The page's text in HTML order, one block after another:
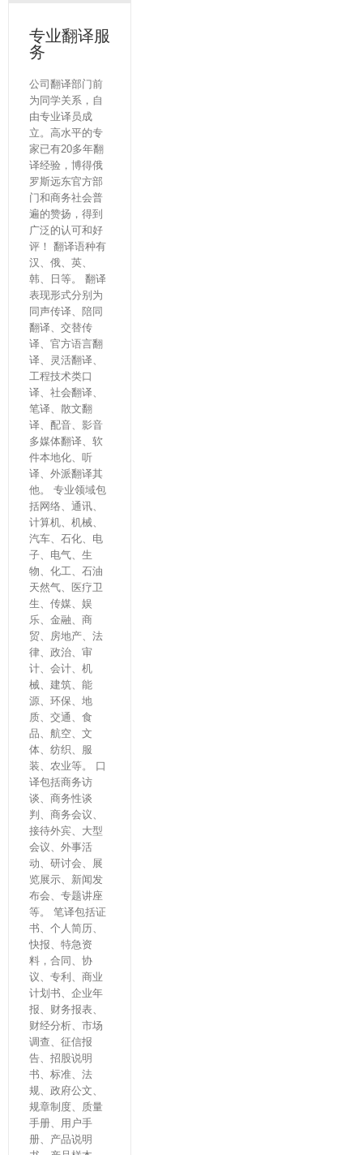
专业翻译服
务
公司翻译部门前
为同学关系，自
由专业译员成
立。高水平的专
家已有20多年翻
译经验，博得俄
罗斯远东官方部
门和商务社会普
遍的赞扬，得到
广泛的认可和好
评！ 翻译语种有
汉、俄、英、
韩、日等。 翻译
表现形式分别为
同声传译、陪同
翻译、交替传
译、官方语言翻
译、灵活翻译、
工程技术类口
译、社会翻译、
笔译、散文翻
译、配音、影音
多媒体翻译、软
件本地化、听
译、外派翻译其
他。 专业领域包
括网络、通讯、
计算机、机械、
汽车、石化、电
子、电气、生
物、化工、石油
天然气、医疗卫
生、传媒、娱
乐、金融、商
贸、房地产、法
律、政治、审
计、会计、机
械、建筑、能
源、环保、地
质、交通、食
品、航空、文
体、纺织、服
装、农业等。 口
译包括商务访
谈、商务性谈
判、商务会议、
接待外宾、大型
会议、外事活
动、研讨会、展
览展示、新闻发
布会、专题讲座
等。 笔译包括证
书、个人简历、
快报、特急资
料，合同、协
议、专利、商业
计划书、企业年
报、财务报表、
财经分析、市场
调查、征信报
告、招股说明
书、标准、法
规、政府公文、
规章制度、质量
手册、用户手
册、产品说明